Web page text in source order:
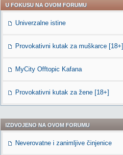
U FOKUSU NA OVOM FORUMU
Univerzalne istine
Provokativni kutak za muškarce [18+]
MyCity Offtopic Kafana
Provokativni kutak za žene [18+]
IZDVOJENO NA OVOM FORUMU
Neverovatne i zanimljive činjenice